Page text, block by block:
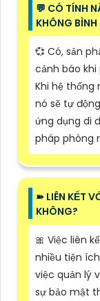
️💬 CÓ TÍNH
KHÔNG
💞 Có, sản
cảnh báo
Khi hệ thống
nó sẽ tự
ứng dụng di
pháp phòng
➽ LIÊN KẾT
KHÔNG?
🎀 Việc liên
nhiều tiện
việc quản lý
sự bảo mật